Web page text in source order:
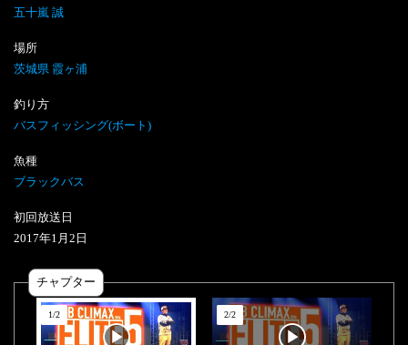
五十嵐 誠
場所
茨城県 霞ヶ浦
釣り方
バスフィッシング(ボート)
魚種
ブラックバス
初回放送日
2017年1 月 2 日
チャプター
1/2 2/2